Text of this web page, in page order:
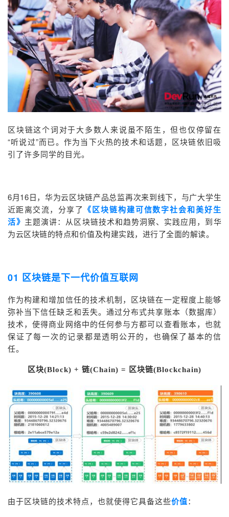
我
的
博
客
我
的
论
坛
我
的
圈
子
我
的
直
我
的
我
注
开
发
堂
我
程
认
证
的
实
验
我
的
收
藏
的
Programs
我
的
我
的
支
持
我
声
建
议
区块链这个词对于大多数人来说虽不陌生，但也仅停留在
“听说过”而已。作为当下火热的技术和话题，区块链依旧吸
引了许多同学的目光。
6月16日，华为云区块链产品总监再次来到线下，与广大学生
近距离交流，分享了 《区块链构建可信数字社会和美好生
活》 主题演讲：从区块链技术和趋势洞察、实践应用，到华
为云区块链的特点和价值及构建实践，进行了全面的解读。
01 区块链是下一代价值互联网
作为构建和增加信任的技术机制，区块链在一定程度上能够
弥补当下信任缺乏和丢失。通过分布式共享账本（数据库）
技术，使得商业网络中的任何参与方都可以查看账本，也就
保证了每一次的记录都是透明公开的，也确保了基本的信
任。
区块(Block) + 链(Chain) = 区块链(Blockchain)
由于区块链的技术特点，也就使得它具备这些价值：